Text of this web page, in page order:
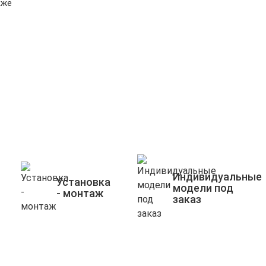
Установка
- монтаж
Индивидуальные
модели под
заказ